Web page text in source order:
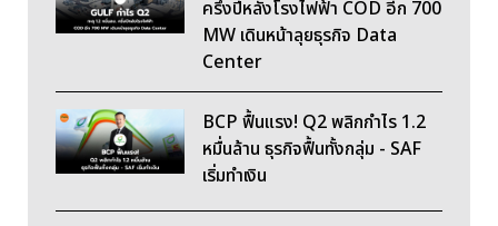
ครึ่งปีหลังโรงไฟฟ้า COD อีก 700
MW เดินหน้าลุยธุรกิจ Data
Center
BCP ฟื้นแรง! Q2 พลิกกำไร 1.2
หมื่นล้าน ธุรกิจฟื้นทั้งกลุ่ม - SAF
เริ่มทำเงิน